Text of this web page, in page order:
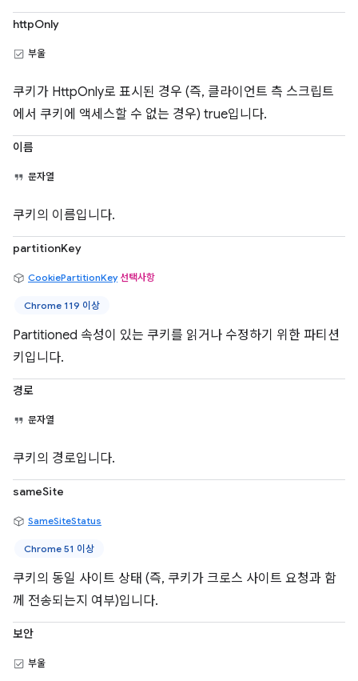
httpOnly
부울
쿠키가 HttpOnly로 표시된 경우 (즉, 클라이언트 측 스크립트
에서 쿠키에 액세스할 수 없는 경우) true입니다.
이름
문자열
쿠키의 이름입니다.
partitionKey
CookiePartitionKey 선택사항
Chrome 119 이상
Partitioned 속성이 있는 쿠키를 읽거나 수정하기 위한 파티션
키입니다.
경로
문자열
쿠키의 경로입니다.
sameSite
SameSiteStatus
Chrome 51 이상
쿠키의 동일 사이트 상태 (즉, 쿠키가 크로스 사이트 요청과 함
께 전송되는지 여부)입니다.
보안
부울